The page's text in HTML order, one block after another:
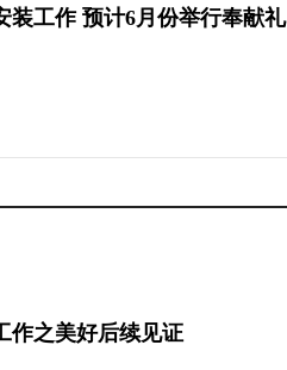
装工作 预计6月份举行奉献礼
之美好后续见证